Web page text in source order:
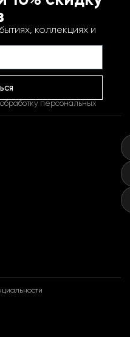
коллекциях и
персональных